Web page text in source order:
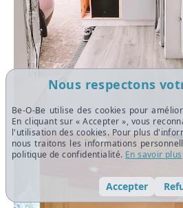
Nous respectons
Be-O-Be utilise des cookies pour
En cliquant sur « Accepter », vous
l'utilisation des cookies. Pour plus
nous traitons les informations
politique de confidentialité. En savoir plus
Accepter